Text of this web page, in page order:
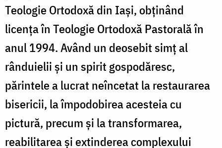
Teologie Ortodoxă din Iași, obținând
licența în Teologie Ortodoxă Pastorală în
anul 1994. Având un deosebit simț al
rânduielii și un spirit gospodăresc,
părintele a lucrat neîncetat la restaurarea
bisericii, la împodobirea acesteia cu
pictură, precum și la transformarea,
reabilitarea și extinderea complexului